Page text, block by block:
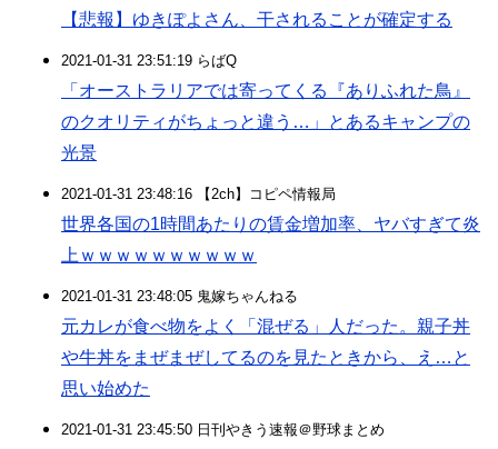
【悲報】ゆきぽよさん、干されることが確定する
2021-01-31 23:51:19 らばQ
「オーストラリアでは寄ってくる『ありふれた鳥』
のクオリティがちょっと違う…」とあるキャンプの
光景
2021-01-31 23:48:16 【2ch】コピペ情報局
世界各国の1時間あたりの賃金増加率、ヤバすぎて炎
上ｗｗｗｗｗｗｗｗｗｗ
2021-01-31 23:48:05 鬼嫁ちゃんねる
元カレが食べ物をよく「混ぜる」人だった。親子丼
や牛丼をまぜまぜしてるのを見たときから、え…と
思い始めた
2021-01-31 23:45:50 日刊やきう速報＠野球まとめ